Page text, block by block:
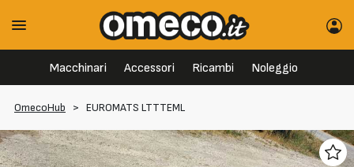
Macchinari Accessori Ricambi Noleggio
OmecoHub > EUROMATS LTTTEML